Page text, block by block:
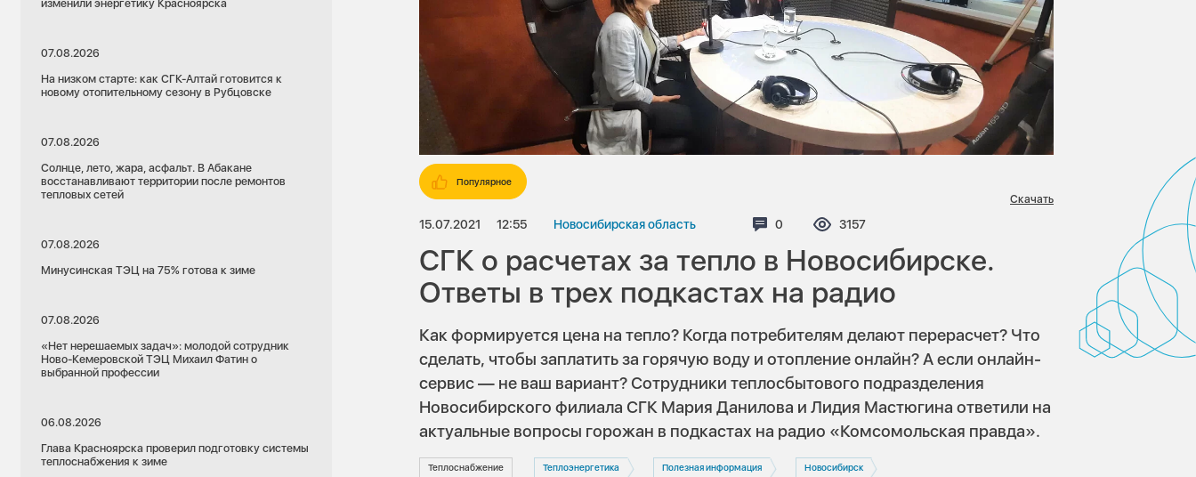
изменили энергетику Красноярска
07.08.2026
На низком старте: как СГК-Алтай готовится к
новому отопительному сезону в Рубцовске
07.08.2026
Солнце, лето, жара, асфальт. В Абакане
восстанавливают территории после ремонтов
тепловых сетей
07.08.2026
Минусинская ТЭЦ на 75% готова к зиме
07.08.2026
«Нет нерешаемых задач»: молодой сотрудник
Ново-Кемеровской ТЭЦ Михаил Фатин о
выбранной профессии
06.08.2026
Глава Красноярска проверил подготовку системы
теплоснабжения к зиме
Популярное
15.07.2021 12:55 Новосибирская область Комментариев:
0 Просмотров:
3157
Скачать
СГК о расчетах за тепло в Новосибирске.
Ответы в трех подкастах на радио
Как формируется цена на тепло? Когда потребителям делают перерасчет? Что
сделать, чтобы заплатить за горячую воду и отопление онлайн? А если онлайн-
сервис — не ваш вариант? Сотрудники теплосбытового подразделения
Новосибирского филиала СГК Мария Данилова и Лидия Мастюгина ответили на
актуальные вопросы горожан в подкастах на радио «Комсомольская правда».
Теплоснабжение Теплоэнергетика Полезная информация Новосибирск